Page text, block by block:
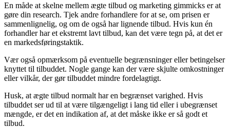
En måde at skelne mellem ægte tilbud og marketing gimmicks er at
gøre din research. Tjek andre forhandlere for at se, om prisen er
sammenlignelig, og om de også har lignende tilbud. Hvis kun én
forhandler har et ekstremt lavt tilbud, kan det være tegn på, at det er
en markedsføringstaktik.
Vær også opmærksom på eventuelle begrænsninger eller betingelser
knyttet til tilbuddet. Nogle gange kan der være skjulte omkostninger
eller vilkår, der gør tilbuddet mindre fordelagtigt.
Husk, at ægte tilbud normalt har en begrænset varighed. Hvis
tilbuddet ser ud til at være tilgængeligt i lang tid eller i ubegrænset
mængde, er det en indikation af, at det måske ikke er så godt et
tilbud.